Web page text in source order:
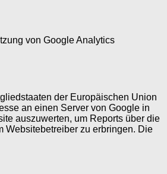
von Google Analytics
der Europäischen Union
an einen Server von Google in
auszuwerten, um Reports über die
Websitebetreiber zu erbringen. Die